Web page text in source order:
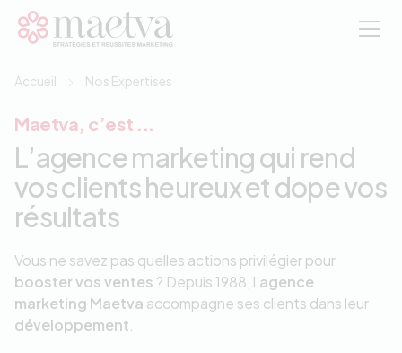
Aller au contenu principal
Accueil Nos Expertises
Maetva, c’est ...
L’agence marketing qui rend
vos clients heureux et dope vos
résultats
Vous ne savez pas quelles actions privilégier pour
booster vos ventes ? Depuis 1988, l'agence
marketing Maetva accompagne ses clients dans leur
développement